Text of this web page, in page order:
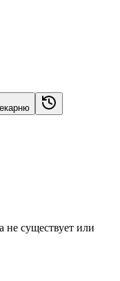
не существует или